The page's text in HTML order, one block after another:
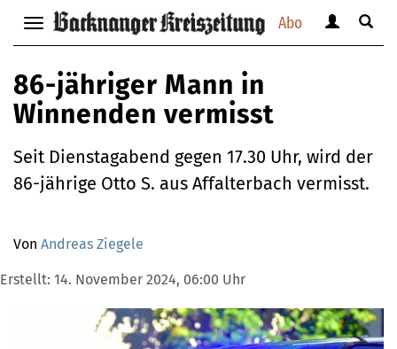
Abo
Navigation
anzeigen
bzw.
verbergen
anzeigen
Suche
86-jähriger Mann in
Winnenden vermisst
Seit Dienstagabend gegen 17.30 Uhr, wird der
86-jährige Otto S. aus Affalterbach vermisst.
Von Andreas Ziegele
Erstellt: 14. November 2024, 06:00 Uhr